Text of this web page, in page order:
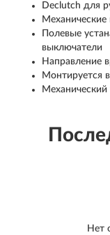
Declutch для
Полевые
выключатели
Направление
Монтируется
Механический
Нет